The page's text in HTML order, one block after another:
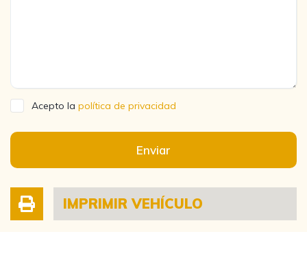
Acepto la política de privacidad
Enviar
IMPRIMIR VEHÍCULO